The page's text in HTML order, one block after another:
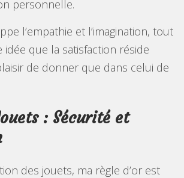
personnelle.
l’empathie et l’imagination, tout
que la satisfaction réside
de donner que dans celui de
: Sécurité et
des jouets, ma règle d’or est